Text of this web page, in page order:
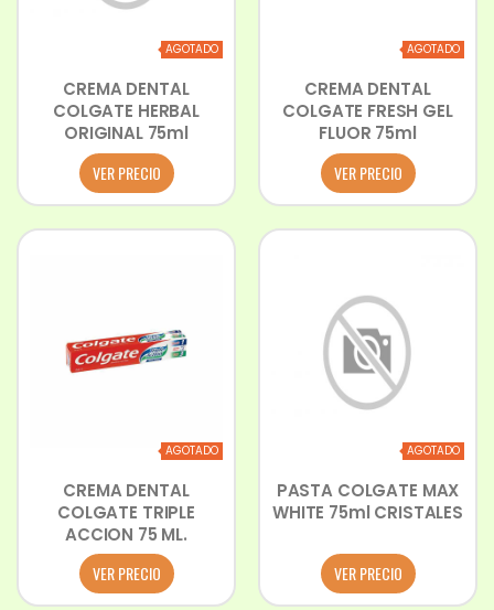
AGOTADO
CREMA DENTAL
COLGATE HERBAL
ORIGINAL 75ml
VER PRECIO
AGOTADO
CREMA DENTAL
COLGATE FRESH GEL
FLUOR 75ml
VER PRECIO
AGOTADO
CREMA DENTAL
COLGATE TRIPLE
ACCION 75 ML.
VER PRECIO
AGOTADO
PASTA COLGATE MAX
WHITE 75ml CRISTALES
VER PRECIO